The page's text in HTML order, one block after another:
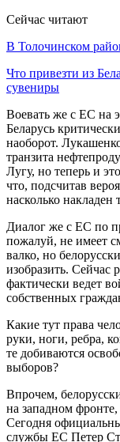
Сейчас читают
В Толочинском
Что привезти из
сувениры
Воевать же с ЕС на
Беларусь
наоборот.
транзита
Лугу, но теперь и
что, подсчитав
насколько накладен
Диалог же с ЕС по
пожалуй, не имеет
валко, но
изобразить. Сейчас
фактически ведет
собственных
Какие тут права
руки, ноги, ребра,
те добиваются
выборов?
Впрочем,
на западном
Сегодня
службы ЕС Петер